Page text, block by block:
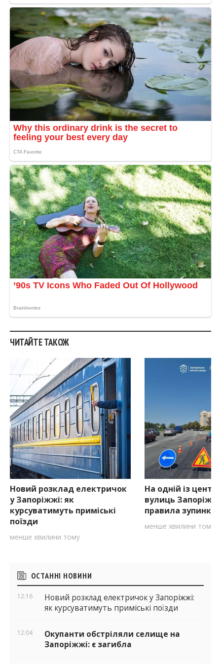
ЧИТАЙТЕ ТАКОЖ
Новий розклад електричок
у Запоріжжі: як
курсуватимуть приміські
поїзди
менше хвилини тому
На одній із
вулиць
правила зупинки
менше хвилини тому
Бічні
віджети
ОСТАННІ НОВИНИ
12:16
Новий розклад електричок у Запоріжжі:
як курсуватимуть приміські поїзди
12:04
Окупанти обстріляли селище на
Запоріжжі: є загибла